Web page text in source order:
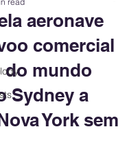
aeronave
comercial
do mundo
Sydney a
York sem